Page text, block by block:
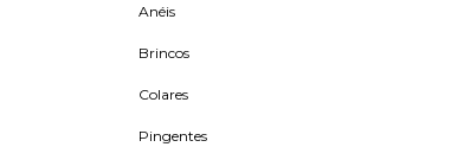
Anéis
Brincos
Colares
Pingentes